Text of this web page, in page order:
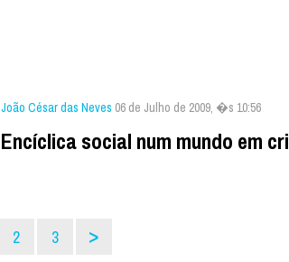
João César das Neves 06 de Julho de 2009, �s 10:56
Encíclica social num mundo em
2 3 >